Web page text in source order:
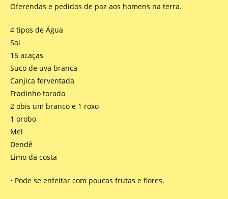
Oferendas e pedidos de paz aos homens na terra.
4 tipos de Água
Sal
16 acaças
Suco de uva branca
Canjica ferventada
Fradinho torado
2 obis um branco e 1 roxo
1 orobo
Mel
Dendê
Limo da costa
• Pode se enfeitar com poucas frutas e flores.